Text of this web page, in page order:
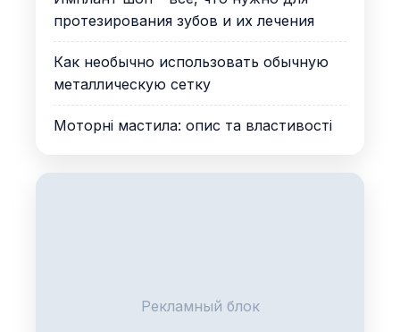
протезирования зубов и их лечения
Как необычно использовать обычную
металлическую сетку
Моторні мастила: опис та властивості
Рекламный блок